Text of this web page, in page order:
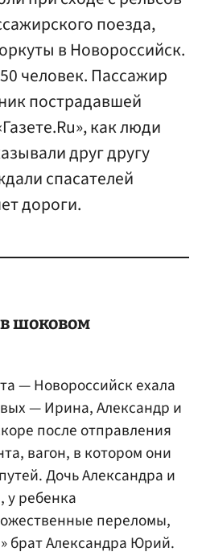
поезда,
в Новороссийск.
человек. Пассажир
пострадавшей
как люди
друг другу
спасателей
дороги.
шоковом
— Новороссийск ехала
— Ирина, Александр и
после отправления
вагон, в котором они
Дочь Александра и
у ребенка
переломы,
брат Александра Юрий.